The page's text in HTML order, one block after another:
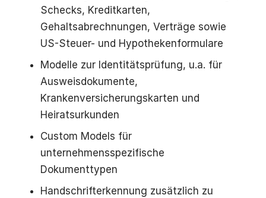
Schecks, Kreditkarten,
Gehaltsabrechnungen, Verträge sowie
US-Steuer- und Hypothekenformulare
Modelle zur Identitätsprüfung, u.a. für
Ausweisdokumente,
Krankenversicherungskarten und
Heiratsurkunden
Custom Models für
unternehmensspezifische
Dokumenttypen
Handschrifterkennung zusätzlich zu